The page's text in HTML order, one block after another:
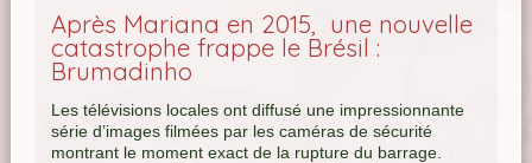
Après Mariana en 2015, une nouvelle
catastrophe frappe le Brésil :
Brumadinho
Les télévisions locales ont diffusé une impressionnante
série d’images filmées par les caméras de sécurité
montrant le moment exact de la rupture du barrage.